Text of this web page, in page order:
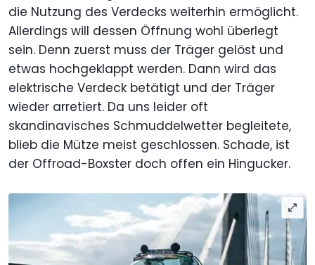
die Nutzung des Verdecks weiterhin ermöglicht.
Allerdings will dessen Öffnung wohl überlegt
sein. Denn zuerst muss der Träger gelöst und
etwas hochgeklappt werden. Dann wird das
elektrische Verdeck betätigt und der Träger
wieder arretiert. Da uns leider oft
skandinavisches Schmuddelwetter begleitete,
blieb die Mütze meist geschlossen. Schade, ist
der Offroad-Boxster doch offen ein Hingucker.